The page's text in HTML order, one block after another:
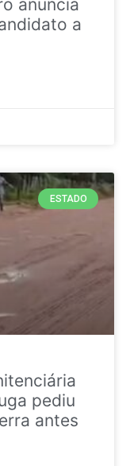
anuncia
a
ESTADO
pediu
antes